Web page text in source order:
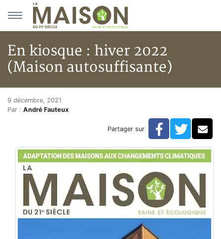
Aller au menu principal
Aller au contenu principal
En kiosque : hiver 2022
(Maison autosuffisante)
Accueil
Articles
En kiosque : hiver 2022 (Maison autosuffisante)
En kiosque : hiver 2022
9 décembre, 2021
Par : André Fauteux
Partager sur Facebook